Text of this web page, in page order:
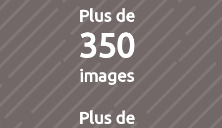
Plus de
350
images
Plus de